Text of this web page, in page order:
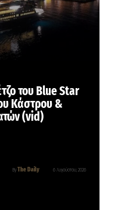
του Blue Star
Κάστρου &
(vid)
By The Daily 6 Αυγούστου, 2026